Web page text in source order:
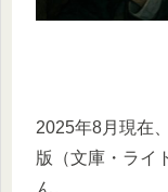
2025年8月現在
版（文庫・ライ